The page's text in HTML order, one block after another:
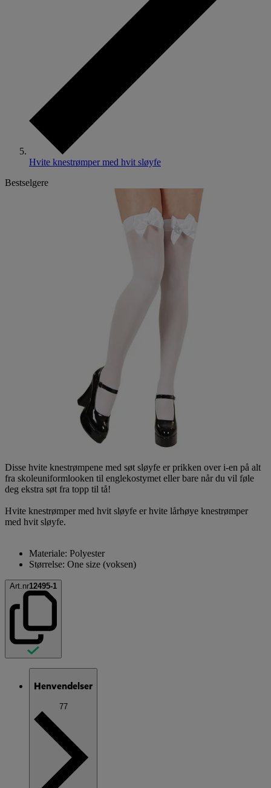
Hvite knestrømper med hvit sløyfe
Bestselgere
Disse hvite knestrømpene med søt sløyfe er prikken over i-en på alt
fra skoleuniformlooken til englekostymet eller bare når du vil føle
deg ekstra søt fra topp til tå!
Hvite knestrømper med hvit sløyfe er hvite lårhøye knestrømper
med hvit sløyfe.
Materiale: Polyester
Størrelse: One size (voksen)
Art.nr12495-1
Henvendelser
77